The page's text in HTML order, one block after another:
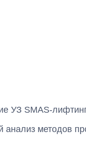
УЗ SMAS-
методов